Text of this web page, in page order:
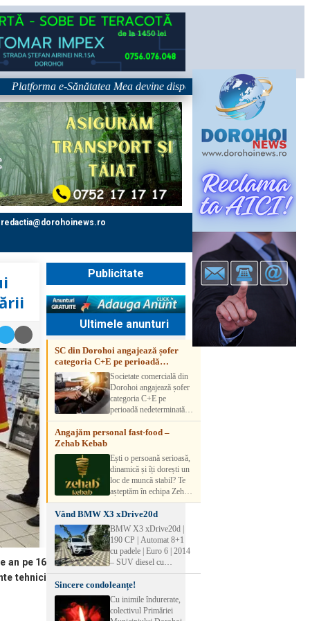
e-Sănătatea Mea devine disponibilă pe 1 septembrie:
redactia@dorohoinews.ro
an pe 16
tehnici
Publicitate
Ultimele anunturi
SC din Dorohoi angajează șofer
categoria C+E pe perioadă
nedeterminatăSocietate comercială din
Dorohoi angajează șofer
categoria C+E pe
perioadă nedeterminată.
Candidatul trebuie să
aibă experiență și atestat
detalii, vă rog să sunați la
numărul de telefon.
Angajăm personal fast-food –
Zehab Kebab
Ești o persoană serioasă,
dinamică și îți dorești un
loc de muncă stabil? Te
așteptăm în echipa Zehab
Kebab! Posturi
disponibile: -
SHAORMAR AJUTOR
BUCATAR 2/posturi -
LUCRATOR
COMERCIAL
OFERIM : Contract de
muncă Program flexibil
Salariu motivant, în
funcție de experienț
Vând BMW X3 xDrive20d
BMW X3 xDrive20d |
190 CP | Automat 8+1
cu padele | Euro 6 | 2014
– SUV diesel cu
perfect pentru cei care
doresc performanță,
confort și siguranță în
orice condiții.
Sincere condoleanțe!
Cu inimile îndurerate,
colectivul Primăriei